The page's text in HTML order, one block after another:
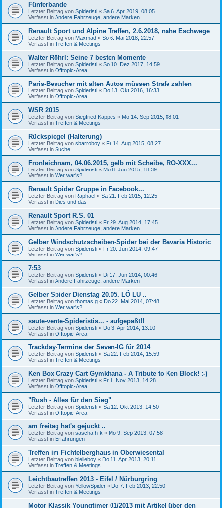
Fünferbande
Letzter Beitrag von Spideristi « Sa 6. Apr 2019, 08:05
Verfasst in Andere Fahrzeuge, andere Marken
Renault Sport und Alpine Treffen, 2.6.2018, nahe Eschwege
Letzter Beitrag von Maxmad « So 6. Mai 2018, 22:57
Verfasst in Treffen & Meetings
Walter Röhrl: Seine 7 besten Momente
Letzter Beitrag von Spideristi « So 10. Dez 2017, 14:59
Verfasst in Offtopic-Area
Paris-Besucher mit alten Autos müssen Strafe zahlen
Letzter Beitrag von Spideristi « Do 13. Okt 2016, 16:33
Verfasst in Offtopic-Area
WSR 2015
Letzter Beitrag von Siegfried Kappes « Mo 14. Sep 2015, 08:01
Verfasst in Treffen & Meetings
Rückspiegel (Halterung)
Letzter Beitrag von sbarroboy « Fr 14. Aug 2015, 08:27
Verfasst in Suche...
Fronleichnam, 04.06.2015, gelb mit Scheibe, RO-XXX...
Letzter Beitrag von Spideristi « Mo 8. Jun 2015, 18:39
Verfasst in Wer war's?
Renault Spider Gruppe in Facebook...
Letzter Beitrag von Raphael « Sa 21. Feb 2015, 12:25
Verfasst in Dies und das
Renault Sport R.S. 01
Letzter Beitrag von Spideristi « Fr 29. Aug 2014, 17:45
Verfasst in Andere Fahrzeuge, andere Marken
Gelber Windschutzscheiben-Spider bei der Bavaria Historic
Letzter Beitrag von Spideristi « Fr 20. Jun 2014, 09:47
Verfasst in Wer war's?
7:53
Letzter Beitrag von Spideristi « Di 17. Jun 2014, 00:46
Verfasst in Andere Fahrzeuge, andere Marken
Gelber Spider Dienstag 20.05. LÖ LU ..
Letzter Beitrag von thomas g « Do 22. Mai 2014, 07:48
Verfasst in Wer war's?
saute-vente-Spideristis... - aufgepaßt!!
Letzter Beitrag von Spideristi « Do 3. Apr 2014, 13:10
Verfasst in Offtopic-Area
Trackday-Termine der Seven-IG für 2014
Letzter Beitrag von Spideristi « Sa 22. Feb 2014, 15:59
Verfasst in Treffen & Meetings
Ken Box Crazy Cart Gymkhana - A Tribute to Ken Block! :-)
Letzter Beitrag von Spideristi « Fr 1. Nov 2013, 14:28
Verfasst in Offtopic-Area
"Rush - Alles für den Sieg"
Letzter Beitrag von Spideristi « Sa 12. Okt 2013, 14:50
Verfasst in Offtopic-Area
am freitag hat's gejuckt ..
Letzter Beitrag von sascha h-k « Mo 9. Sep 2013, 07:58
Verfasst in Erfahrungen
Treffen im Fichtelberghaus in Oberwiesental
Letzter Beitrag von bielieboy « Do 11. Apr 2013, 20:11
Verfasst in Treffen & Meetings
Leichtbautreffen 2013 - Eifel / Nürburgring
Letzter Beitrag von YellowSpider « Do 7. Feb 2013, 22:50
Verfasst in Treffen & Meetings
Motor Klassik Youngtimer 01/2013 mit Artikel über den